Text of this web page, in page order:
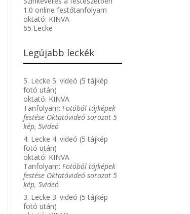
1.0 online festőtanfolyam
oktató: KINVA
65 Lecke
Legújabb leckék
5. Lecke 5. videó (5 tájkép
fotó után)
oktató: KINVA
Tanfolyam:Fotóból tájképek
festése Oktatóvideó sorozat 5
kép, 5videó
4. Lecke 4. videó (5 tájkép
fotó után)
oktató: KINVA
Tanfolyam:Fotóból tájképek
festése Oktatóvideó sorozat 5
kép, 5videó
3. Lecke 3. videó (5 tájkép
fotó után)